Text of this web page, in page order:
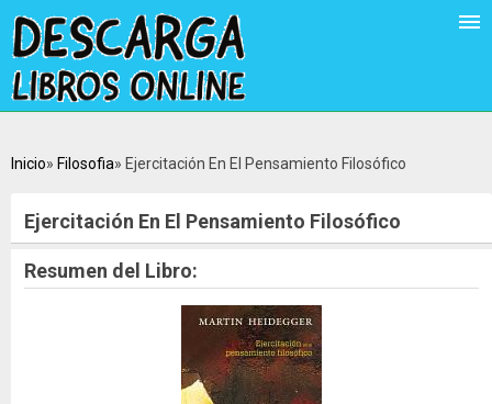
Inicio Filosofia Ejercitación En El Pensamiento Filosófico
Ejercitación En El Pensamiento Filosófico
Resumen del Libro: